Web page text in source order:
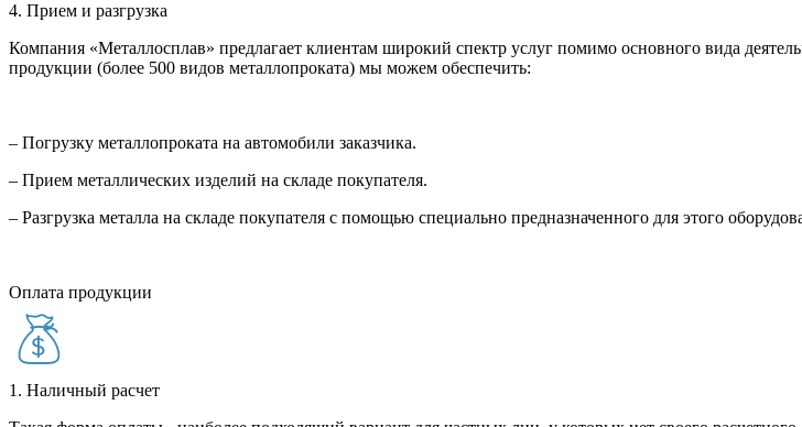
4. Прием и разгрузка
Компания «Металлосплав» предлагает клиентам широкий спектр услуг помимо основного вида
продукции (более 500 видов металлопроката) мы можем обеспечить:
– Погрузку металлопроката на автомобили заказчика.
– Прием металлических изделий на складе покупателя.
– Разгрузка металла на складе покупателя с помощью специально предназначенного для этого
Оплата продукции
1. Наличный расчет